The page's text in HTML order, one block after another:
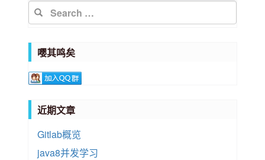
Post
navigation
嘤其鸣矣
近期文章
Gitlab概览
java8并发学习